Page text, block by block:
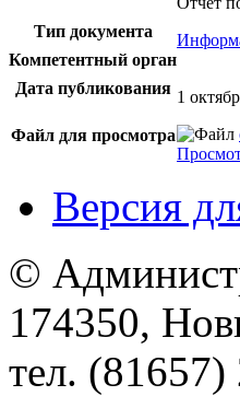
Тип документа
Компетентный орган
Дата публикования 1
Файл для просмотра
Версия
©
174350,
тел.